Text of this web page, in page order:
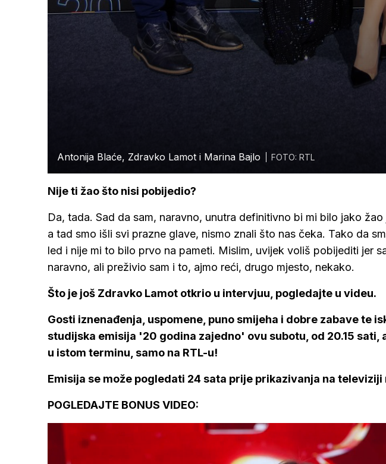
Antonija Blaće, Zdravko Lamot i Marina Bajlo FOTO: RTL
Nije ti žao što nisi pobijedio?
Da, tada. Sad da sam, naravno, unutra definitivno bi mi bilo jako
a tad smo išli svi prazne glave, nismo znali što nas čeka. Tako da
led i nije mi to bilo prvo na pameti. Mislim, uvijek voliš pobijediti jer
naravno, ali preživio sam i to, ajmo reći, drugo mjesto, nekako.
Što je još Zdravko Lamot otkrio u intervjuu, pogledajte u videu.
Gosti iznenađenja, uspomene, puno smijeha i dobre zabave te
studijska emisija '20 godina zajedno' ovu subotu, od 20.15 sati,
u istom terminu, samo na RTL-u!
Emisija se može pogledati 24 sata prije prikazivanja na televiziji
POGLEDAJTE BONUS VIDEO: